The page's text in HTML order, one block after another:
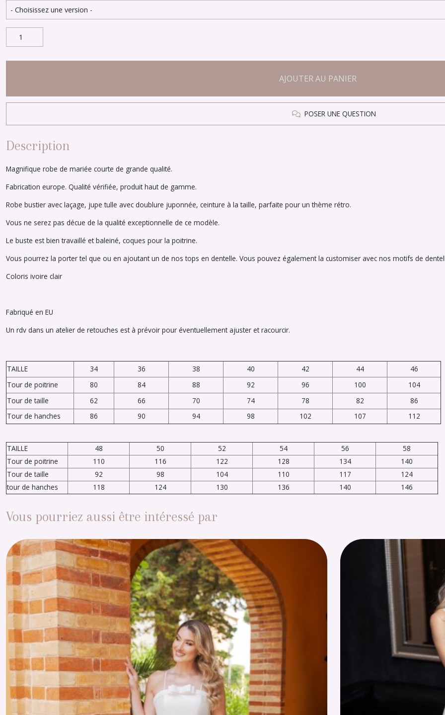
AJOUTER AU PANIER
POSER UNE QUESTION
Description
Magnifique robe de mariée courte de grande qualité.
Fabrication europe. Qualité vérifiée, produit haut de gamme.
Robe bustier avec laçage, jupe tulle avec doublure juponnée, ceinture à la taille, parfaite pour un thème rétro.
Vous ne serez pas décue de la qualité exceptionnelle de ce modèle.
Le buste est bien travaillé et baleiné, coques pour la poitrine.
Vous pourrez la porter tel que ou en ajoutant un de nos tops en dentelle. Vous pouvez également la customiser avec nos motifs de
Coloris ivoire clair
Fabriqué en EU
Un rdv dans un atelier de retouches est à prévoir pour éventuellement ajuster et racourcir.
TAILLE 34 36 38 40 42 44
46
Tour de poitrine
80 84 88 92 96 100
104
Tour de taille
62 66 70 74 78 82
86
Tour de hanches
86 90 94 98 102 107 112
TAILLE 48 50 52 54 56
58
Tour de poitrine
110 116 122 128 134
140
Tour de taille
92 98 104 110 117
124
tour de hanches
118 124 130 136 140 146
Vous pourriez aussi être intéressé par